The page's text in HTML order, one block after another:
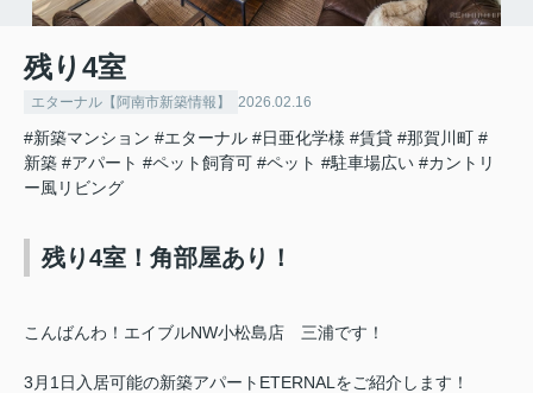
残り4室
エターナル【阿南市新築情報】 2026.02.16
#新築マンション #エターナル #日亜化学様 #賃貸 #那賀川町 #
新築 #アパート #ペット飼育可 #ペット #駐車場広い #カントリ
ー風リビング
残り4室！角部屋あり！
こんばんわ！エイブルNW小松島店 三浦です！
3月1日入居可能の新築アパートETERNALをご紹介します！